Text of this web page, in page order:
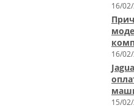
16/
16/
15/